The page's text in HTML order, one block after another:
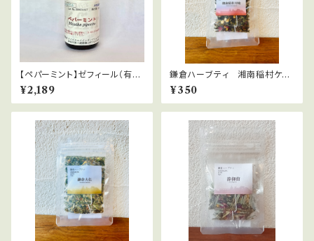
【ペパーミント】ゼフィール（有機
栽培）Mentha piperita
¥2,189
鎌倉ハーブティ 湘南稲村ケ
崎 【ティーバッグ】２.０g×2bag
s
¥350